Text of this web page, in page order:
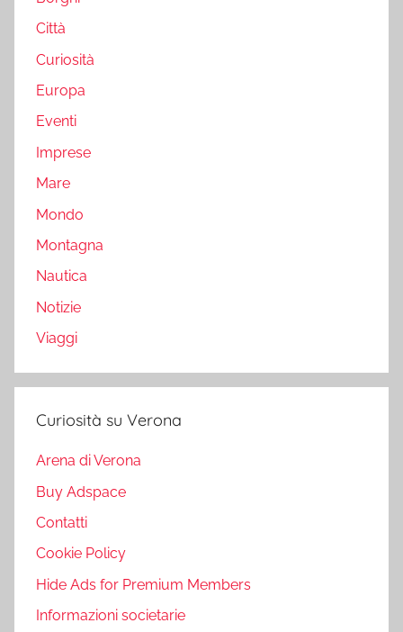
Città
Curiosità
Europa
Eventi
Imprese
Mare
Mondo
Montagna
Nautica
Notizie
Viaggi
Curiosità su Verona
Arena di Verona
Buy Adspace
Contatti
Cookie Policy
Hide Ads for Premium Members
Informazioni societarie